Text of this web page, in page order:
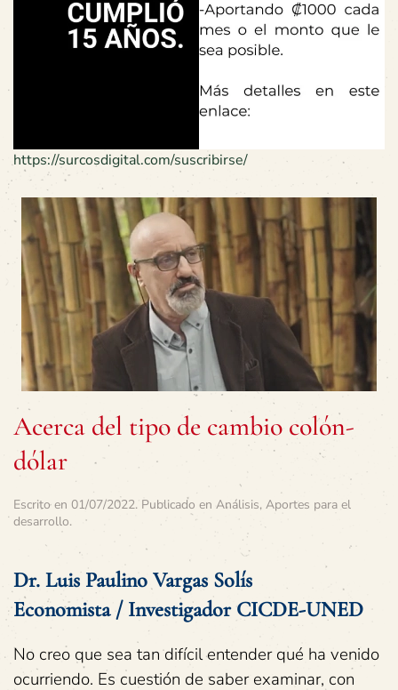
https://surcosdigital.com/suscribirse/
Acerca del tipo de cambio colón-
dólar
Escrito en 01/07/2022. Publicado en Análisis, Aportes para el
desarrollo.
Dr. Luis Paulino Vargas Solís
Economista / Investigador CICDE-UNED
No creo que sea tan difícil entender qué ha venido
ocurriendo. Es cuestión de saber examinar, con